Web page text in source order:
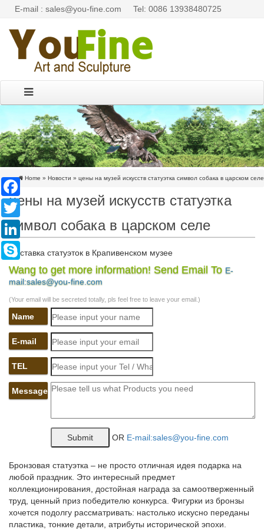
E-mail : sales@you-fine.com Tel: 0086 13938480725
Home » Новости » цены на музей искусств статуэтка символ собака в царском селе
цены на музей искусств статуэтка
символ собака в царском селе
Выставка статуэток в Крапивенском музее
Выставка статуэток в Крапивенском музее. c 31 марта по 3
мая.Выставка «Собаки, кошки и все-все-все!» в Петербургском
музее кукол.Новогодние каникулы в Царском Селе. все.
присылайте сообщения.
Россия до 1917 г. в разделе Статуэтки и скульптуры.
Все разделы Антиквариат и Искусство Фарфор, Фаянс,
Керамика Статуэтки и скульптуры3500.00 р. блиц-цена. Санкт-
Петербург, доставка: Россия и мир.Пасхальная скульптура
Девочка с цветком Карандашница Христос Воскресе фарфор
бисквит Царская Россия.
Закупки музеев: новые правила | World of Art
А в Государственном музее изобразительных искусств
имНапример, Государственный музей-заповедник «Царское
Село», активно участвующий в небольших зарубежныхА в
Государственный исторический музей поступила небольшая
статуэтка каслинского литья…
Музей «Царское село» вернул в Россию три икорницы из…
Wang to get more information! Send Email To E-
mail:sales@you-fine.com
(Your email will be secreted totally, pls feel free to leave your email.)
Name
E-mail
TEL
Message
OR E-mail:sales@you-fine.com
Бронзовая статуэтка – не просто отличная идея подарка на
любой праздник. Это интересный предмет
коллекционирования, достойная награда за самоотверженный
труд, ценный приз победителю конкурса. Фигурки из бронзы
хочется подолгу рассматривать: настолько искусно переданы
пластика, тонкие детали, атрибуты исторической эпохи.
Facebook
Twitter
LinkedIn